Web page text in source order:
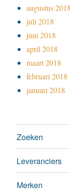
augustus 2018
juli 2018
juni 2018
april 2018
maart 2018
februari 2018
januari 2018
Zoeken
Leveranciers
Merken